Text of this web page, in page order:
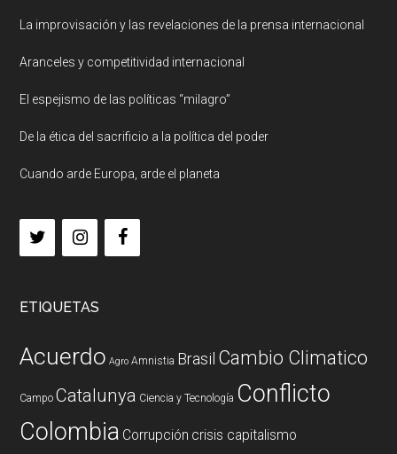
La improvisación y las revelaciones de la prensa internacional
Aranceles y competitividad internacional
El espejismo de las políticas “milagro”
De la ética del sacrificio a la política del poder
Cuando arde Europa, arde el planeta
ETIQUETAS
Acuerdo Agro Amnistia Brasil Cambio Climatico
Campo Catalunya Ciencia y Tecnología Conflicto
Colombia Corrupción crisis capitalismo